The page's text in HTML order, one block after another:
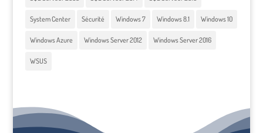
System Center Sécurité Windows 7 Windows 8.1 Windows 10
Windows Azure Windows Server 2012 Windows Server 2016
WSUS